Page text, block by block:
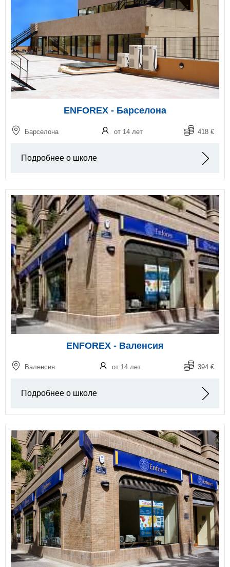
ENFOREX - Барселона
Барселона от 14 лет 418 €
Подробнее о школе
ENFOREX - Валенсия
Валенсия от 14 лет 394 €
Подробнее о школе